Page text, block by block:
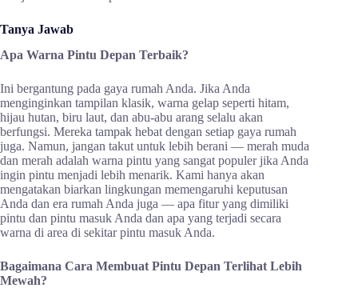
Tanya Jawab
Apa Warna Pintu Depan Terbaik?
Ini bergantung pada gaya rumah Anda. Jika Anda
menginginkan tampilan klasik, warna gelap seperti hitam,
hijau hutan, biru laut, dan abu-abu arang selalu akan
berfungsi. Mereka tampak hebat dengan setiap gaya rumah
juga. Namun, jangan takut untuk lebih berani — merah muda
dan merah adalah warna pintu yang sangat populer jika Anda
ingin pintu menjadi lebih menarik. Kami hanya akan
mengatakan biarkan lingkungan memengaruhi keputusan
Anda dan era rumah Anda juga — apa fitur yang dimiliki
pintu dan pintu masuk Anda dan apa yang terjadi secara
warna di area di sekitar pintu masuk Anda.
Bagaimana Cara Membuat Pintu Depan Terlihat Lebih
Mewah?